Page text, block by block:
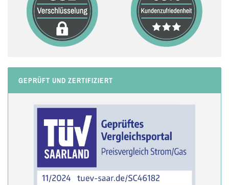
GEPRÜFT UND ZERTIFIZIERT